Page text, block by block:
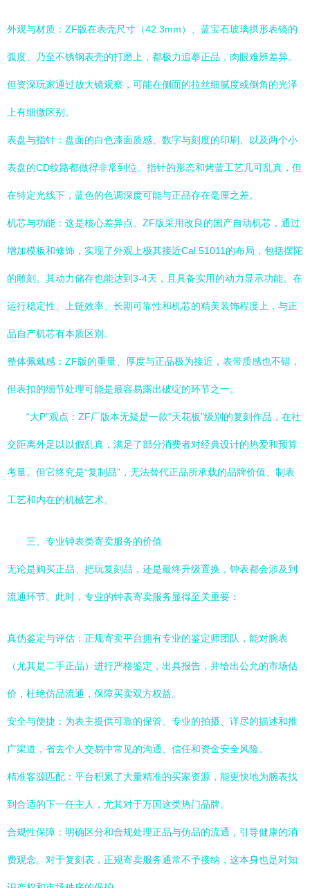
外观与材质：ZF版在表壳尺寸（42.3mm）、蓝宝石玻璃拱形表镜的
弧度、乃至不锈钢表壳的打磨上，都极力追摹正品，肉眼难辨差异。
但资深玩家通过放大镜观察，可能在侧面的拉丝细腻度或倒角的光泽
上有细微区别。
表盘与指针：盘面的白色漆面质感、数字与刻度的印刷、以及两个小
表盘的CD纹路都做得非常到位。指针的形态和烤蓝工艺几可乱真，但
在特定光线下，蓝色的色调深度可能与正品存在毫厘之差。
机芯与功能：这是核心差异点。ZF版采用改良的国产自动机芯，通过
增加模板和修饰，实现了外观上极其接近Cal.51011的布局，包括摆陀
的雕刻。其动力储存也能达到3-4天，且具备实用的动力显示功能。在
运行稳定性、上链效率、长期可靠性和机芯的精美装饰程度上，与正
品自产机芯有本质区别。
整体佩戴感：ZF版的重量、厚度与正品极为接近，表带质感也不错，
但表扣的细节处理可能是最容易露出破绽的环节之一。
“大P”观点：ZF厂版本无疑是一款“天花板”级别的复刻作品，在社
交距离外足以以假乱真，满足了部分消费者对经典设计的热爱和预算
考量。但它终究是“复制品”，无法替代正品所承载的品牌价值、制表
工艺和内在的机械艺术。
三、专业钟表类寄卖服务的价值
无论是购买正品、把玩复刻品，还是最终升级置换，钟表都会涉及到
流通环节。此时，专业的钟表寄卖服务显得至关重要：
真伪鉴定与评估：正规寄卖平台拥有专业的鉴定师团队，能对腕表
（尤其是二手正品）进行严格鉴定，出具报告，并给出公允的市场估
价，杜绝仿品流通，保障买卖双方权益。
安全与便捷：为表主提供可靠的保管、专业的拍摄、详尽的描述和推
广渠道，省去个人交易中常见的沟通、信任和资金安全风险。
精准客源匹配：平台积累了大量精准的买家资源，能更快地为腕表找
到合适的下一任主人，尤其对于万国这类热门品牌。
合规性保障：明确区分和合规处理正品与仿品的流通，引导健康的消
费观念。对于复刻表，正规寄卖服务通常不予接纳，这本身也是对知